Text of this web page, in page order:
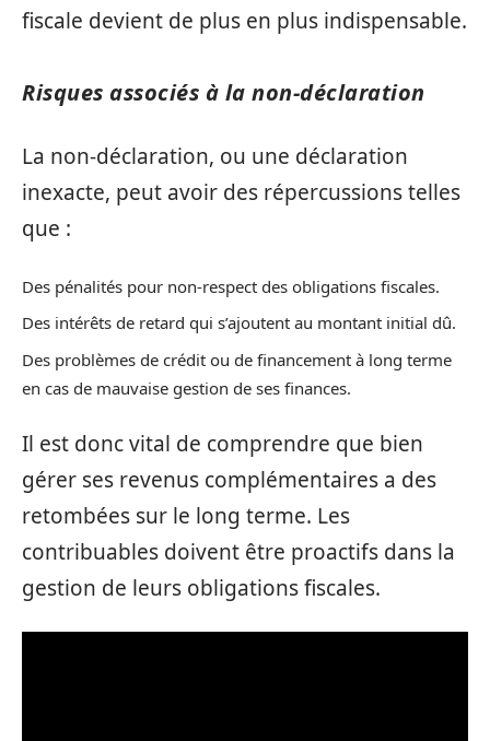
fiscale devient de plus en plus indispensable.
Risques associés à la non-déclaration
La non-déclaration, ou une déclaration
inexacte, peut avoir des répercussions telles
que :
Des pénalités pour non-respect des obligations fiscales.
Des intérêts de retard qui s’ajoutent au montant initial dû.
Des problèmes de crédit ou de financement à long terme
en cas de mauvaise gestion de ses finances.
Il est donc vital de comprendre que bien
gérer ses revenus complémentaires a des
retombées sur le long terme. Les
contribuables doivent être proactifs dans la
gestion de leurs obligations fiscales.